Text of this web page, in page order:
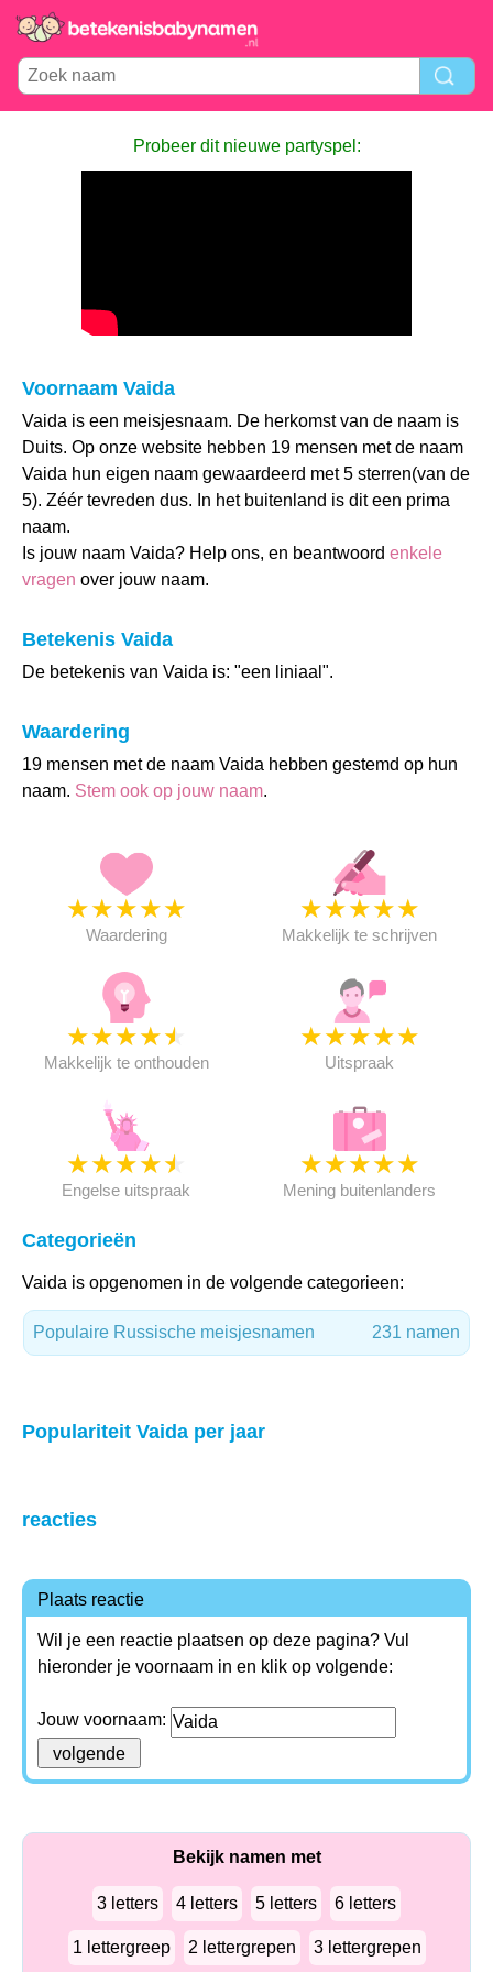
Probeer dit nieuwe partyspel:
Voornaam Vaida
Vaida is een meisjesnaam. De herkomst van de naam is
Duits. Op onze website hebben 19 mensen met de naam
Vaida hun eigen naam gewaardeerd met 5 sterren(van de
5). Zéér tevreden dus. In het buitenland is dit een prima
naam.
Is jouw naam Vaida? Help ons, en beantwoord enkele
vragen over jouw naam.
Betekenis Vaida
De betekenis van Vaida is: "een liniaal".
Waardering
19 mensen met de naam Vaida hebben gestemd op hun
naam. Stem ook op jouw naam.
★★★★★
Waardering
★★★★★
Makkelijk te schrijven
★★★★★
Makkelijk te onthouden
★★★★★
Uitspraak
★★★★★
Engelse uitspraak
★★★★★
Mening buitenlanders
Categorieën
Vaida is opgenomen in de volgende categorieen:
Populaire Russische meisjesnamen 231 namen
Populariteit Vaida per jaar
reacties
Plaats reactie
Wil je een reactie plaatsen op deze pagina? Vul
hieronder je voornaam in en klik op volgende:
Jouw voornaam:
Bekijk namen met
3 letters 4 letters 5 letters 6 letters
1 lettergreep 2 lettergrepen 3 lettergrepen